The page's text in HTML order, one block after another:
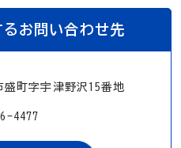
お問い合わせ先
町字宇津野沢15番地
4477